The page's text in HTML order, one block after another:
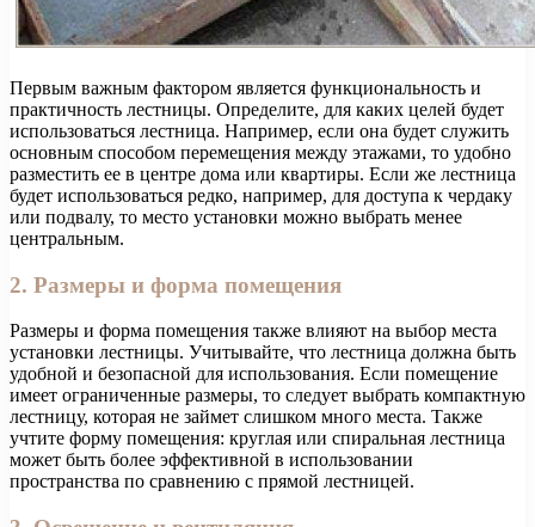
Первым важным фактором является функциональность и
практичность лестницы. Определите, для каких целей будет
использоваться лестница. Например, если она будет служить
основным способом перемещения между этажами, то удобно
разместить ее в центре дома или квартиры. Если же лестница
будет использоваться редко, например, для доступа к чердаку
или подвалу, то место установки можно выбрать менее
центральным.
2. Размеры и форма помещения
Размеры и форма помещения также влияют на выбор места
установки лестницы. Учитывайте, что лестница должна быть
удобной и безопасной для использования. Если помещение
имеет ограниченные размеры, то следует выбрать компактную
лестницу, которая не займет слишком много места. Также
учтите форму помещения: круглая или спиральная лестница
может быть более эффективной в использовании
пространства по сравнению с прямой лестницей.